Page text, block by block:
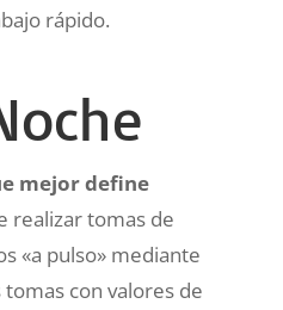
rápido.
mejor define
realizar tomas de
«a pulso» mediante
con valores de